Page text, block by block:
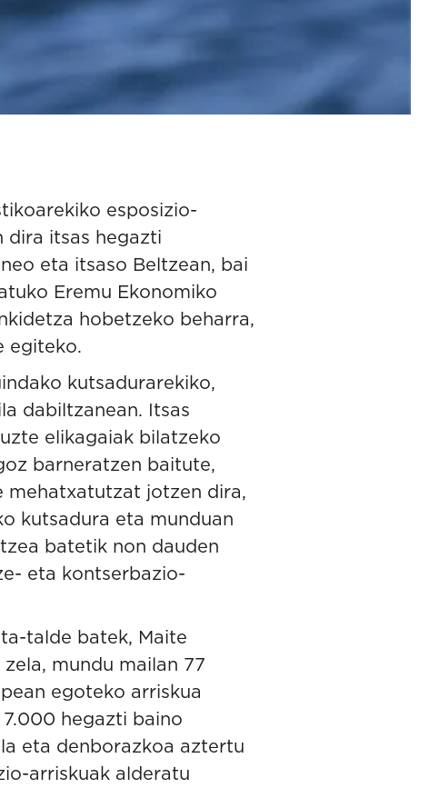
esposizio-
dira itsas hegazti
eta itsaso Beltzean, bai
Eremu Ekonomiko
hobetzeko beharra,
egiteko.
kutsadurarekiko,
dabiltzanean. Itsas
elikagaiak bilatzeko
barneratzen baitute,
mehatxatutzat jotzen dira,
kutsadura eta munduan
batetik non dauden
eta kontserbazio-
talde batek, Maite
mundu mailan 77
egoteko arriskua
hegazti baino
eta denborazkoa aztertu
arriskuak alderatu